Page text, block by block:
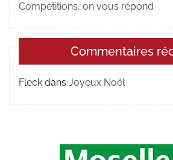
Compétitions, on vous répond
Commentaires
Fleck dans Joyeux Noël